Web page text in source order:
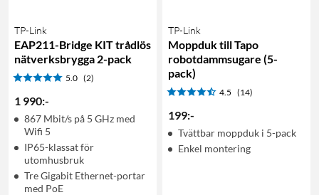
TP-Link
EAP211-Bridge KIT trådlös
nätverksbrygga 2-pack
5.0 (2)
1 990:-
867 Mbit/s på 5 GHz med
Wifi 5
IP65-klassat för
utomhusbruk
Tre Gigabit Ethernet-portar
med PoE
TP-Link
Moppduk till Tapo
robotdammsugare (5-
pack)
4.5 (14)
199:-
Tvättbar moppduk i 5-pack
Enkel montering